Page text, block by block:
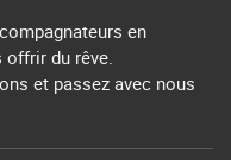
en
du rêve.
et passez avec nous